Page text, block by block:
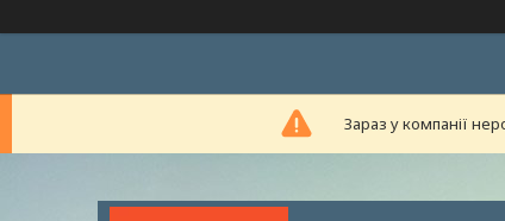
Зараз у компанії